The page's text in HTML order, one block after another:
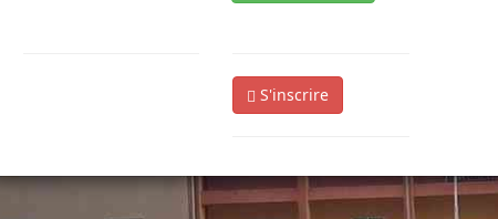
S'inscrire